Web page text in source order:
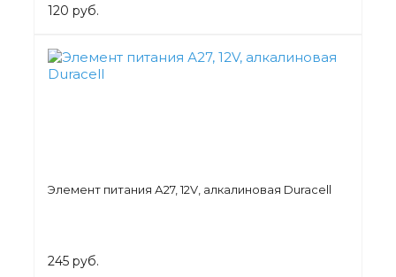
120 руб.
Элемент питания А27, 12V, алкалиновая Duracell
245 руб.